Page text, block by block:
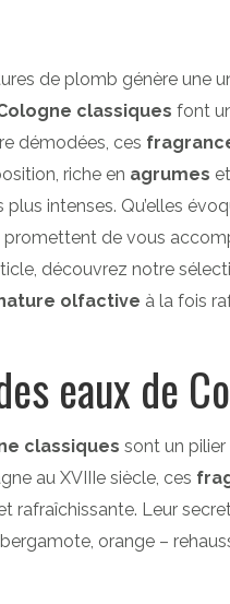
de plomb génère une
classiques font
démodées, ces
riche en agrumes
intenses. Qu’elles
promettent de vous
découvrez notre
olfactive à la fois
eaux de
classiques sont un pilier
au XVIIIe siècle, ces
rafraîchissante. Leur
orange –